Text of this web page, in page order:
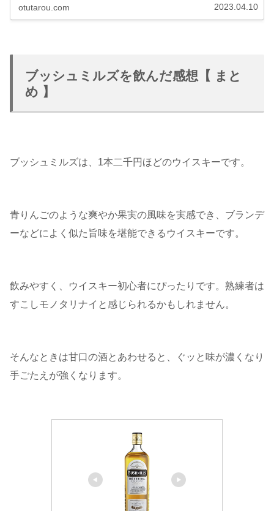
otutarou.com 2023.04.10
ブッシュミルズを飲んだ感想【 まと
め 】
ブッシュミルズは、1本二千円ほどのウイスキーです。
青りんごのような爽やか果実の風味を実感でき、ブランデ
ーなどによく似た旨味を堪能できるウイスキーです。
飲みやすく、ウイスキー初心者にぴったりです。熟練者は
すこしモノタリナイと感じられるかもしれません。
そんなときは甘口の酒とあわせると、ぐッと味が濃くなり
手ごたえが強くなります。